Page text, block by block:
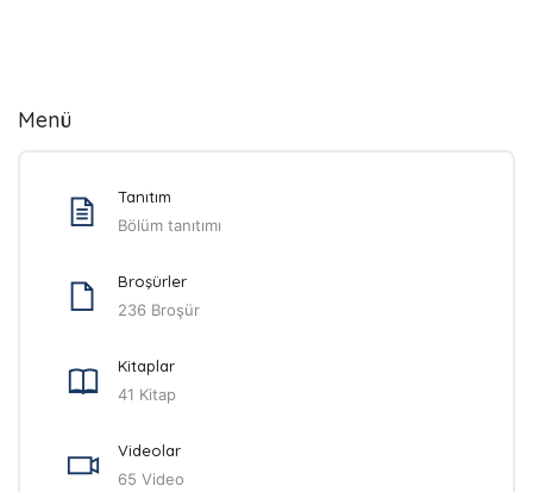
Menü
Tanıtım
Bölüm tanıtımı
Broşürler
236 Broşür
Kitaplar
41 Kitap
Videolar
65 Video